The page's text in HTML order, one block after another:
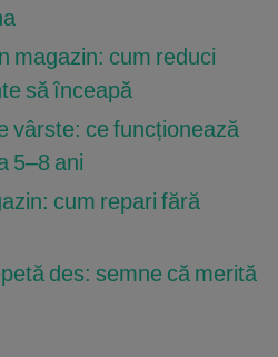
magazin: cum reduci
să înceapă
vârste: ce funcționează
5–8 ani
cum repari fără
des: semne că merită